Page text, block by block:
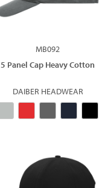
MB092
5 Panel Cap Heavy Cotton
DAIBER HEADWEAR